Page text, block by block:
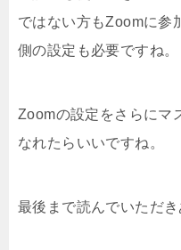
ではない方もZoomに参
側の設定も必要ですね。
Zoomの設定をさらにマ
なれたらいいですね。
最後まで読んでいただ